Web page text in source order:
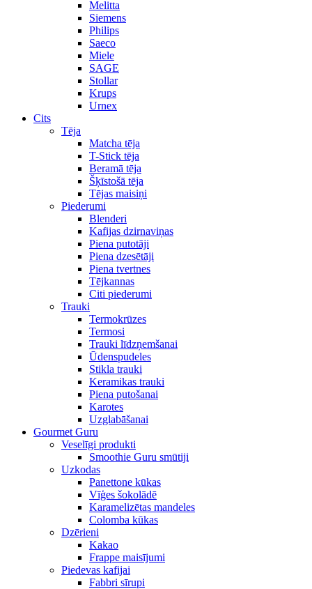
Melitta
Siemens
Philips
Saeco
Miele
SAGE
Stollar
Krups
Urnex
Cits
Tēja
Matcha tēja
T-Stick tēja
Beramā tēja
Šķīstošā tēja
Tējas maisiņi
Piederumi
Blenderi
Kafijas dzirnaviņas
Piena putotāji
Piena dzesētāji
Piena tvertnes
Tējkannas
Citi piederumi
Trauki
Termokrūzes
Termosi
Trauki līdzņemšanai
Ūdenspudeles
Stikla trauki
Keramikas trauki
Piena putošanai
Karotes
Uzglabāšanai
Gourmet Guru
Veselīgi produkti
Smoothie Guru smūtiji
Uzkodas
Panettone kūkas
Vīģes šokolādē
Karamelizētas mandeles
Colomba kūkas
Dzērieni
Kakao
Frappe maisījumi
Piedevas kafijai
Fabbri sīrupi